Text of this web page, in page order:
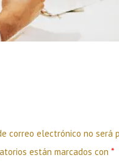
correo electrónico no será
están marcados con*